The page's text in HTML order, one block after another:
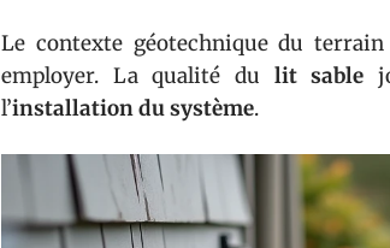
Le contexte géotechnique du
employer. La qualité du lit sable
l’installation du système.